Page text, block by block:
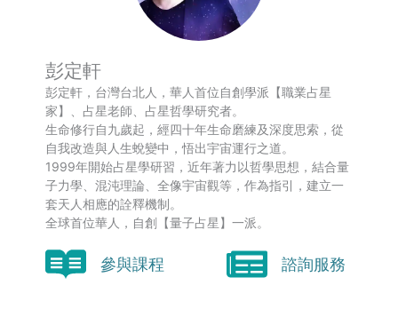
彭定軒
彭定軒，台灣台北人，華人首位自創學派【職業占星
家】、占星老師、占星哲學研究者。
生命修行自九歲起，經四十年生命磨練及深度思索，從
自我改造與人生蛻變中，悟出宇宙運行之道。
1999年開始占星學研習，近年著力以哲學思想，結合量
子力學、混沌理論、全像宇宙觀等，作為指引，建立一
套天人相應的詮釋機制。
全球首位華人，自創【量子占星】一派。
參與課程 諮詢服務